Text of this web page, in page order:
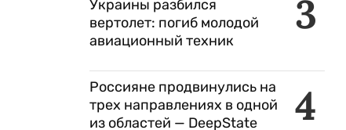
3
Украины разбился
вертолет: погиб молодой
авиационный техник
4
Россияне продвинулись на
трех направлениях в одной
из областей — DeepState